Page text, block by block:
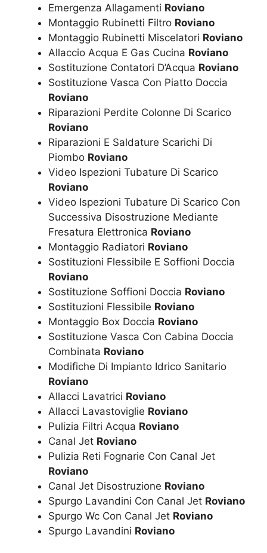
Emergenza Allagamenti Roviano
Montaggio Rubinetti Filtro Roviano
Montaggio Rubinetti Miscelatori Roviano
Allaccio Acqua E Gas Cucina Roviano
Sostituzione Contatori D’Acqua Roviano
Sostituzione Vasca Con Piatto Doccia
Roviano
Riparazioni Perdite Colonne Di Scarico
Roviano
Riparazioni E Saldature Scarichi Di
Piombo Roviano
Video Ispezioni Tubature Di Scarico
Roviano
Video Ispezioni Tubature Di Scarico Con
Successiva Disostruzione Mediante
Fresatura Elettronica Roviano
Montaggio Radiatori Roviano
Sostituzioni Flessibile E Soffioni Doccia
Roviano
Sostituzione Soffioni Doccia Roviano
Sostituzioni Flessibile Roviano
Montaggio Box Doccia Roviano
Sostituzione Vasca Con Cabina Doccia
Combinata Roviano
Modifiche Di Impianto Idrico Sanitario
Roviano
Allacci Lavatrici Roviano
Allacci Lavastoviglie Roviano
Pulizia Filtri Acqua Roviano
Canal Jet Roviano
Pulizia Reti Fognarie Con Canal Jet
Roviano
Canal Jet Disostruzione Roviano
Spurgo Lavandini Con Canal Jet Roviano
Spurgo Wc Con Canal Jet Roviano
Spurgo Lavandini Roviano